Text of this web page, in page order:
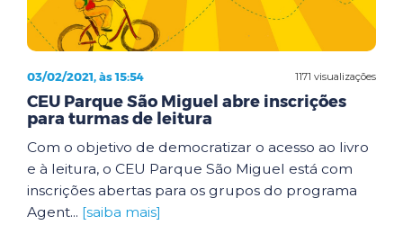
1171 visualizações
03/02/2021, às 15:54
CEU Parque São Miguel abre inscrições
para turmas de leitura
Com o objetivo de democratizar o acesso ao livro
e à leitura, o CEU Parque São Miguel está com
inscrições abertas para os grupos do programa
Agent... [saiba mais]